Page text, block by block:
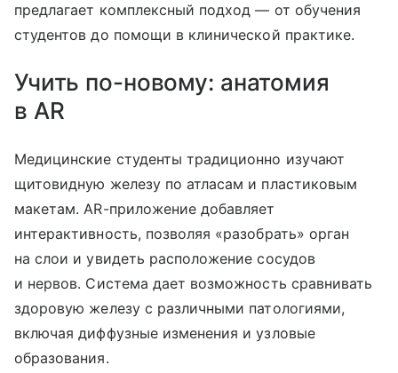
предлагает комплексный подход — от обучения
студентов до помощи в клинической практике.
Учить по-новому: анатомия
в AR
Медицинские студенты традиционно изучают
щитовидную железу по атласам и пластиковым
макетам. AR-приложение добавляет
интерактивность, позволяя «разобрать» орган
на слои и увидеть расположение сосудов
и нервов. Система дает возможность сравнивать
здоровую железу с различными патологиями,
включая диффузные изменения и узловые
образования.